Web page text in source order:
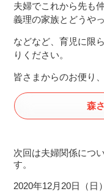
夫婦でこれから先も
義理の家族とどうや
などなど、育児に限
りください。
皆さまからのお便り
森
次回は夫婦関係につ
す。
2020年12月20日（日